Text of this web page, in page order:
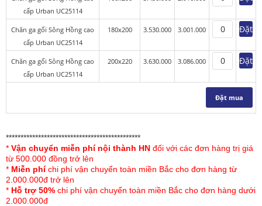
Sông Hồng mới nhất 2024-2025. Sản
phẩm được Sông Hồng thiết kế các với
gam màu được kết hợp hài hòa, đặc biệt
phần họa tiết tạo điểm nhấn cho sản
phẩm được thêu rất tỉ mỉ, tinh xảo. Sự
kết hợp hài hòa giữa các tông màu sang
trọng tạo nên bộ sản phẩm chăn ga gối
hợp với mọi lứa tuổi.
Đặc điểm của chăn
ga gối Sông Hồng
cao cấp Urban UC25114
cấp Urban UC25114
Chăn ga gối Sông Hồng cao
cấp Urban UC25114
180x200 3.530.000 3.001.000 Đặt
Chăn ga gối Sông Hồng cao
cấp Urban UC25114
200x220 3.630.000 3.086.000 Đặt
Đặt mua
**********************************************
* Vận chuyển miễn phí nội thành HN đối với các đơn hàng trị giá
từ 500.000 đồng trở lên
* Miễn phíchi phí vận chuyển toàn miền Bắc cho đơn hàng từ
2.000.000đ trở lên
* Hỗ trợ 50% chi phí vận chuyển toàn miền Bắc cho đơn hàng dưới
2.000.000đ